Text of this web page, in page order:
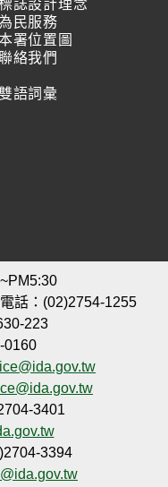
誌設計理念
民服務
署位置圖
絡我們
語詞彙
話：(02)2754-1255
223
0160
3401
3394